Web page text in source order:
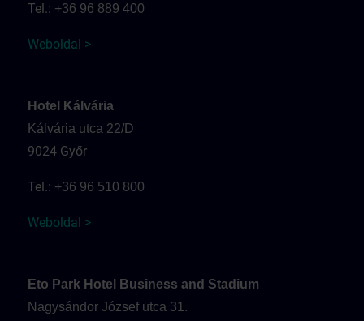
Tel.: +36 96 889 400
Weboldal >
Hotel Kálvária
Kálvária utca 22/D
9024 Győr
Tel.: +36 96 510 800
Weboldal >
Eto Park Hotel Business and Stadium
Nagysándor József utca 31.